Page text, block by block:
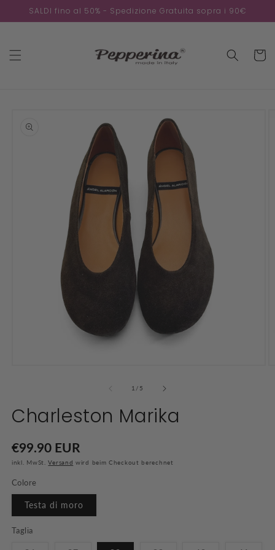
zum
Inhalt
SALDI fino al 50% - Spedizione Gratuita sopra i 90€
öffnen
1 /von
5
Charleston Marika
Normaler
Preis
€99.90 EUR
inkl. MwSt.Versand wird beim Checkout berechnet
Colore
Testa di moro
Taglia